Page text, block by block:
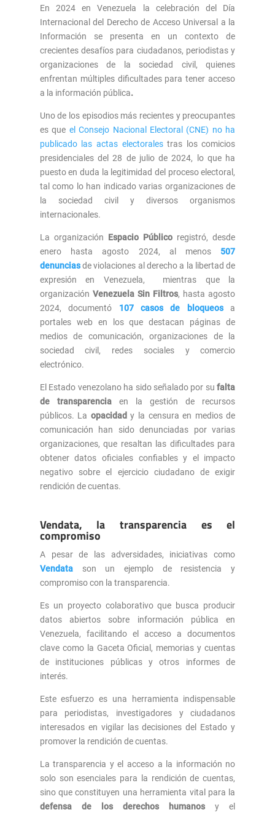
En 2024 en Venezuela la celebración del Día
Internacional del Derecho de Acceso Universal a la
Información se presenta en un contexto de
crecientes desafíos para ciudadanos, periodistas y
organizaciones de la sociedad civil, quienes
enfrentan múltiples dificultades para tener acceso
a la información pública.
Uno de los episodios más recientes y preocupantes
es que el Consejo Nacional Electoral (CNE) no ha
publicado las actas electoralestras los comicios
presidenciales del 28 de julio de 2024, lo que ha
puesto en duda la legitimidad del proceso electoral,
tal como lo han indicado varias organizaciones de
la sociedad civil y diversos organismos
internacionales.
La organización Espacio Público registró, desde
enero hasta agosto 2024, al menos 507
denuncias de violaciones al derecho a la libertad de
expresión en Venezuela, mientras que la
organización Venezuela Sin Filtros, hasta agosto
2024, documentó 107 casos de bloqueosa
portales web en los que destacan páginas de
medios de comunicación, organizaciones de la
sociedad civil, redes sociales y comercio
electrónico.
El Estado venezolano ha sido señalado por sufalta
de transparenciaen la gestión de recursos
públicos. La opacidad y la censura en medios de
comunicación han sido denunciadas por varias
organizaciones, que resaltan las dificultades para
obtener datos oficiales confiables y el impacto
negativo sobre el ejercicio ciudadano de exigir
rendición de cuentas.
Vendata, la transparencia es el
compromiso
A pesar de las adversidades, iniciativas como
Vendatason un ejemplo de resistencia y
compromiso con la transparencia.
Es un proyecto colaborativo que busca producir
datos abiertos sobre información pública en
Venezuela, facilitando el acceso a documentos
clave como la Gaceta Oficial, memorias y cuentas
de instituciones públicas y otros informes de
interés.
Este esfuerzo es una herramienta indispensable
para periodistas, investigadores y ciudadanos
interesados en vigilar las decisiones del Estado y
promover la rendición de cuentas.
La transparencia y el acceso a la información no
solo son esenciales para la rendición de cuentas,
sino que constituyen una herramienta vital para la
defensa de los derechos humanos y el